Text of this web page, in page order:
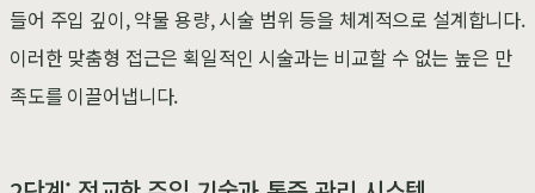
들어 주입 깊이, 약물 용량, 시술 범위 등을 체계적으로 설계합니다.
이러한 맞춤형 접근은 획일적인 시술과는 비교할 수 없는 높은 만
족도를 이끌어냅니다.